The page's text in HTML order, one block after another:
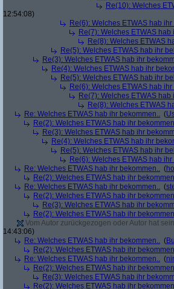
Re(10): Welches
12:54:08)
Re(6): Welches ETWAS hab
Re(7): Welches ETWAS hab
Re(8): Welches ETWAS
Re(5): Welches ETWAS hab ihr
Re(3): Welches ETWAS hab ihr
Re(4): Welches ETWAS hab ihr
Re(5): Welches ETWAS hab ihr
Re(6): Welches ETWAS hab
Re(7): Welches ETWAS hab
Re(8): Welches ETWAS
Re: Welches ETWAS hab ihr bekommen.. (
Re(2): Welches ETWAS hab ihr
Re(3): Welches ETWAS hab ihr
Re(4): Welches ETWAS hab ihr
Re(5): Welches ETWAS hab ihr
Re(6): Welches ETWAS hab
Re: Welches ETWAS hab ihr bekommen.. (
Re(2): Welches ETWAS hab ihr
Re: Welches ETWAS hab ihr bekommen.. (
Re(2): Welches ETWAS hab ihr
Re(3): Welches ETWAS hab ihr
Re(2): Welches ETWAS hab ihr
Vom Autor zurückgezogen oder Autor hat
14:43:06)
Re: Welches ETWAS hab ihr bekommen.. (
Re(2): Welches ETWAS hab ihr
Re: Welches ETWAS hab ihr bekommen.. (
Re(2): Welches ETWAS hab ihr
Re(3): Welches ETWAS hab ihr
Re(2): Welches ETWAS hab ihr